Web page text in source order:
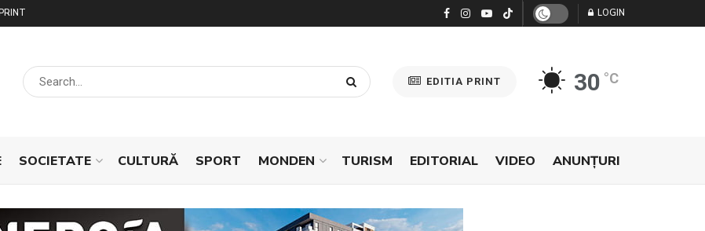
LOGIN
EDITIA PRINT 30 °C
SOCIETATE CULTURĂ SPORT MONDEN TURISM EDITORIAL VIDEO ANUNŢURI